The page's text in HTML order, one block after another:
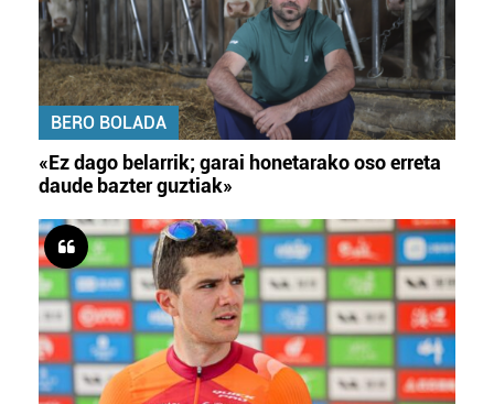
BERO BOLADA
«Ez dago belarrik; garai honetarako oso erreta
daude bazter guztiak»